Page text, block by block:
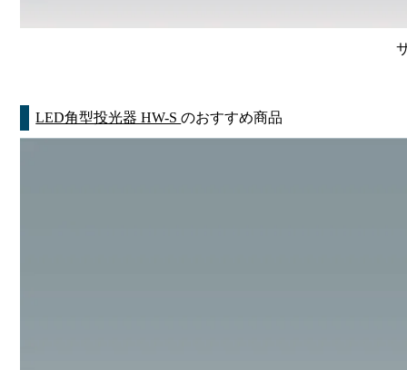
LED角型投光器 HW-Sのおすすめ商品